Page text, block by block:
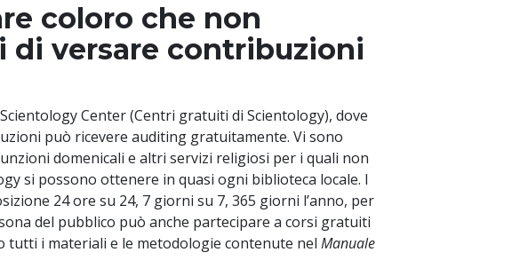
coloro che non
di versare contribuzioni
Center (Centri gratuiti di Scientology), dove
può ricevere auditing gratuitamente. Vi sono
domenicali e altri servizi religiosi per i quali non
si possono ottenere in quasi ogni biblioteca locale. I
24 ore su 24, 7 giorni su 7, 365 giorni l’anno, per
del pubblico può anche partecipare a corsi gratuiti
tutti i materiali e le metodologie contenute nelManuale